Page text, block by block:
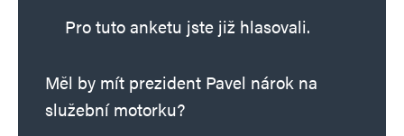
Pro tuto anketu jste již hlasovali.
Měl by mít prezident Pavel nárok na
služební motorku?